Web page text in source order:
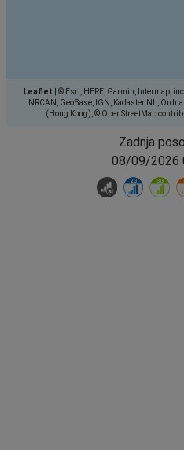
Leaflet
© Esri, HERE, Garmin, Intermap,
NRCAN, GeoBase, IGN, Kadaster NL,
(Hong Kong), © OpenStreetMap
Zadnja
08/09/2026